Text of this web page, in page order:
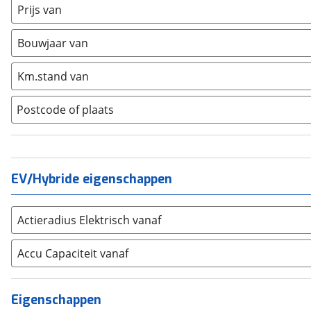
Ford (1545)
Hyundai (1133
Kia (2541)
Mazda (744 )
Mercedes-Benz
Mini (660)
Nissan
Opel (954)
Peugeot (792)
Renault (2398)
Seat (399
SKODA (743)
Suzuki (579)
Toyota (1352)
Volkswagen (2080
Prijs van
Bouwjaar van
Km.stand van
Postcode of plaats
EV/Hybride eigenschappen
Actieradius Elektrisch vanaf
Accu Capaciteit vanaf
Eigenschappen